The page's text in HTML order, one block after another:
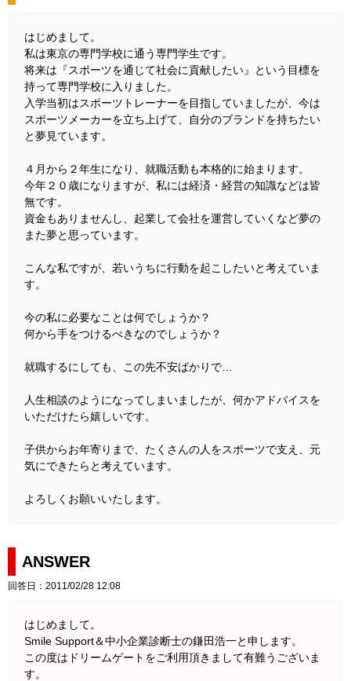
はじめまして。
私は東京の専門学校に通う専門学生です。
将来は『スポーツを通じて社会に貢献したい』という目標を
持って専門学校に入りました。
入学当初はスポーツトレーナーを目指していましたが、今は
スポーツメーカーを立ち上げて、自分のブランドを持ちたい
と夢見ています。
４月から２年生になり、就職活動も本格的に始まります。
今年２０歳になりますが、私には経済・経営の知識などは皆
無です。
資金もありませんし、起業して会社を運営していくなど夢の
また夢と思っています。
こんな私ですが、若いうちに行動を起こしたいと考えていま
す。
今の私に必要なことは何でしょうか？
何から手をつけるべきなのでしょうか？
就職するにしても、この先不安ばかりで…
人生相談のようになってしまいましたが、何かアドバイスを
いただけたら嬉しいです。
子供からお年寄りまで、たくさんの人をスポーツで支え、元
気にできたらと考えています。
よろしくお願いいたします。
ANSWER
回答日：2011/02/28 12:08
はじめまして。
Smile Support＆中小企業診断士の鎌田浩一と申します。
この度はドリームゲートをご利用頂きまして有難うございま
す。